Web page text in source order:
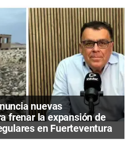
nuevas
frenar la expansión de
en Fuerteventura